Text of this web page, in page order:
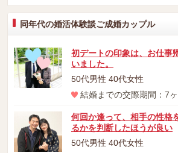
同年代の婚活体験談ご成婚カップル
初デートの印象は、お仕事
いました。
50代男性 40代女性
結婚までの交際期間：7ヶ
何回か逢って、相手の性格
るかを判断したほうが良い
50代男性 40代女性